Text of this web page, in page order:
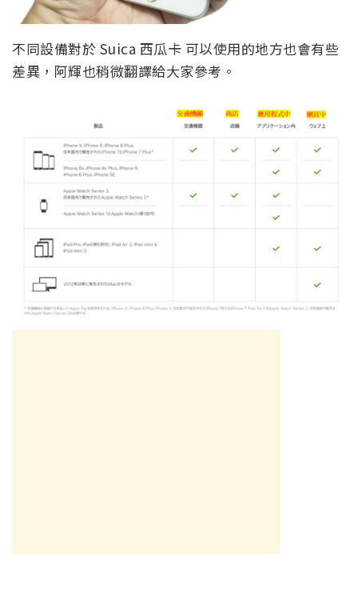
不同設備對於 Suica 西瓜卡 可以使用的地方也會有些
差異，阿輝也稍微翻譯給大家參考。